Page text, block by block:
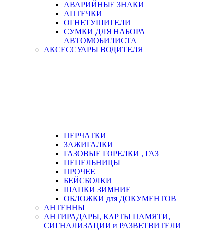
АВАРИЙНЫЕ ЗНАКИ
АПТЕЧКИ
ОГНЕТУШИТЕЛИ
СУМКИ ДЛЯ НАБОРА
АВТОМОБИЛИСТА
АКСЕССУАРЫ ВОДИТЕЛЯ
ПЕРЧАТКИ
ЗАЖИГАЛКИ
ГАЗОВЫЕ ГОРЕЛКИ , ГАЗ
ПЕПЕЛЬНИЦЫ
ПРОЧЕЕ
БЕЙСБОЛКИ
ШАПКИ ЗИМНИЕ
ОБЛОЖКИ для ДОКУМЕНТОВ
АНТЕННЫ
АНТИРАДАРЫ, КАРТЫ ПАМЯТИ,
СИГНАЛИЗАЦИИ и РАЗВЕТВИТЕЛИ